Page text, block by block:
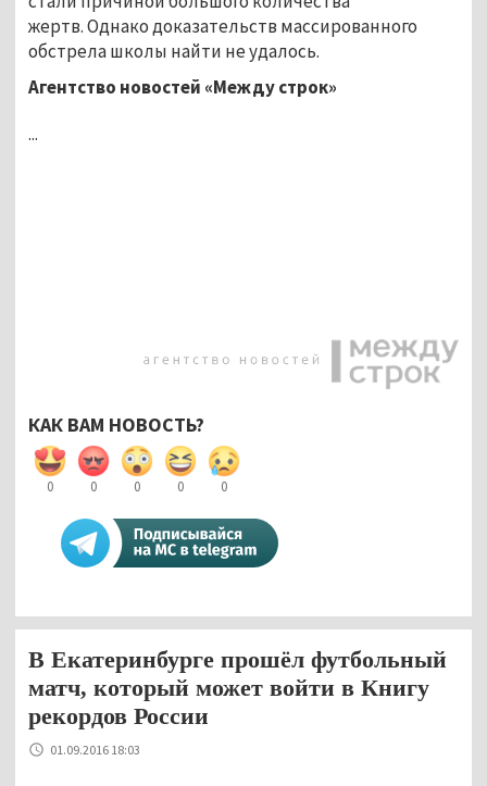
жертв. Однако доказательств массированного
обстрела школы найти не удалось.
Агентство новостей «Между строк»
...
КАК ВАМ НОВОСТЬ?
0 0 0 0 0
В Екатеринбурге прошёл футбольный
матч, который может войти в Книгу
рекордов России
01.09.2016 18:03